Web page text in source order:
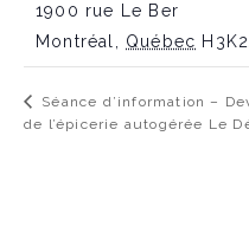
1900 rue Le Ber
Montréal
Québec
Séance d’information –
de l’épicerie autogérée Le